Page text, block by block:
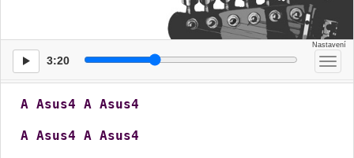
3:20
A Asus4 A Asus4
A Asus4 A Asus4